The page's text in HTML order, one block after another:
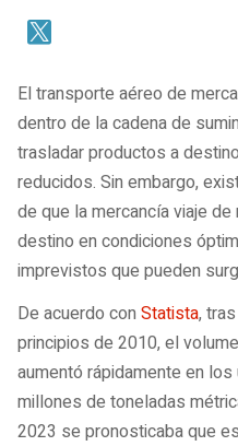
El transporte aéreo de
dentro de la cadena de
trasladar productos a
reducidos. Sin embargo,
de que la mercancía viaje
destino en condiciones
imprevistos que pueden
De acuerdo con Statista,
principios de 2010, el
aumentó rápidamente en
millones de toneladas
2023 se pronosticaba que